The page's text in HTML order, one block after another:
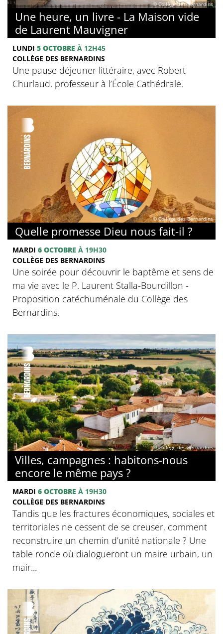
© Collège des Bernardins
Une heure, un livre - La Maison vide
de Laurent Mauvigner
LUNDI 5 OCTOBRE À 12H45
COLLÈGE DES BERNARDINS
Une pause déjeuner littéraire, avec Robert
Churlaud, professeur à l’École Cathédrale.
© Collège des Bernardins
Quelle promesse Dieu nous fait-il ?
MARDI 6 OCTOBRE À 19H30
COLLÈGE DES BERNARDINS
Une soirée pour découvrir le baptême et sens de
ma vie avec le P. Laurent Stalla-Bourdillon -
Proposition catéchuménale du Collège des
Bernardins.
© Collège des Bernardins
Villes, campagnes : habitons-nous
encore le même pays ?
MARDI 6 OCTOBRE À 19H30
COLLÈGE DES BERNARDINS
Tandis que les fractures économiques, sociales et
territoriales ne cessent de se creuser, comment
reconstruire un chemin d’unité nationale ? Une
table ronde où dialogueront un maire urbain, un
mair...